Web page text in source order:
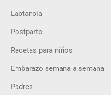
Lactancia
Postparto
Recetas para niños
Embarazo semana a semana
Padres